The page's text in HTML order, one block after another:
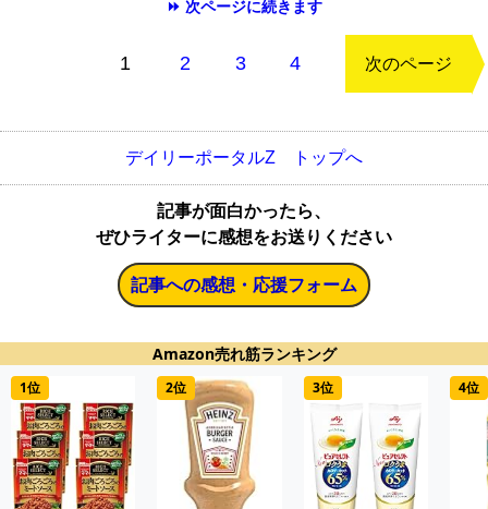
⏩ 次ページに続きます
1 2 3 4 次のページ
デイリーポータルZ トップへ
記事が面白かったら、
ぜひライターに感想をお送りください
記事への感想・応援フォーム
Amazon売れ筋ランキング
1位 2位 3位 4位